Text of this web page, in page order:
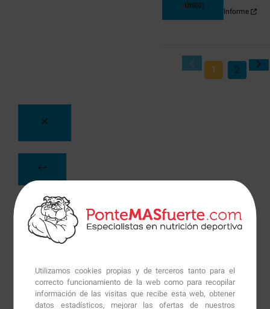
Utilizamos cookies propias y de terceros tanto para el
correcto funcionamiento de la web como para recopilar
información de las visitas que recibe esta web, obtener
datos estadísticos, mejorar las ofertas de nuestros
Útil(0)
Informe
1 2